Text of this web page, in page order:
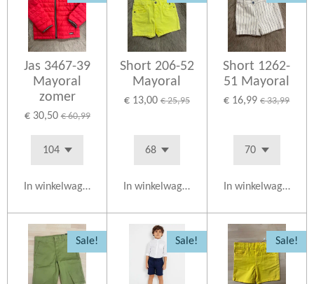
Jas 3467-39
Mayoral
zomer
€ 30,50 € 60,99
In winkelwagen
Short 206-52
Mayoral
€ 13,00 € 25,95
In winkelwagen
Short 1262-
51 Mayoral
€ 16,99 € 33,99
In winkelwagen
Sale! Sale! Sale!